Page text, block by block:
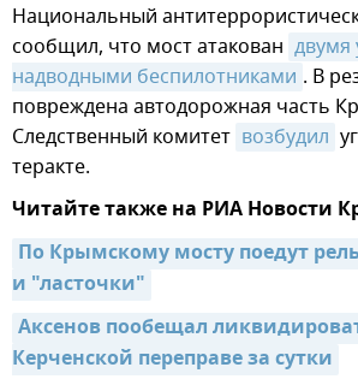
Национальный
сообщил, что мост атакован двумя
надводными беспилотниками . В
повреждена автодорожная часть
Следственный комитет возбудил
теракте.
Читайте также на РИА Новости
По Крымскому мосту поедут
и "ласточки"
Аксенов пообещал
Керченской переправе за сутки